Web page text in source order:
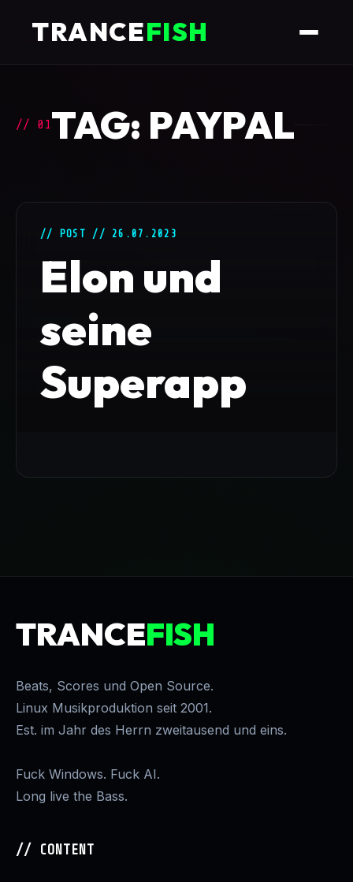
TRANCEFISH
// 01TAG: PAYPAL
// POST // 26.07.2023
Elon und
seine
Superapp
TRANCEFISH
Beats, Scores und Open Source.
Linux Musikproduktion seit 2001.
Est. im Jahr des Herrn zweitausend und eins.
Fuck Windows. Fuck AI.
Long live the Bass.
// CONTENT